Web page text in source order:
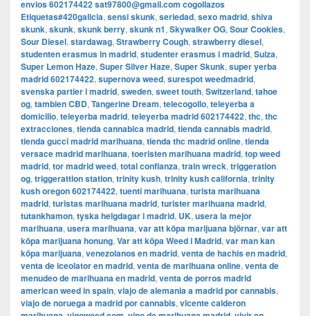
envios 602174422 sat97800@gmail.com cogollazos
Etiquetas#420galicia, sensi skunk, seriedad, sexo madrid, shiva
skunk, skunk, skunk berry, skunk n1, Skywalker OG, Sour Cookies,
Sour Diesel, stardawag, Strawberry Cough, strawberry diesel,
studenten erasmus in madrid, studenter erasmus i madrid, Suiza,
Super Lemon Haze, Super Silver Haze, Super Skunk, super yerba
madrid 602174422, supernova weed, surespot weedmadrid,
svenska partier i madrid, sweden, sweet touth, Switzerland, tahoe
og, tambien CBD, Tangerine Dream, telecogollo, teleyerba a
domicilio, teleyerba madrid, teleyerba madrid 602174422, thc, thc
extracciones, tienda cannabica madrid, tienda cannabis madrid,
tienda gucci madrid marihuana, tienda thc madrid online, tienda
versace madrid marihuana, toeristen marihuana madrid, top weed
madrid, tor madrid weed, total confianza, train wreck, triggeration
og, triggerattion station, trinity kush, trinity kush california, trinity
kush oregon 602174422, tuenti marihuana, turista marihuana
madrid, turistas marihuana madrid, turister marihuana madrid,
tutankhamon, tyska helgdagar i madrid, UK, usera la mejor
marihuana, usera marihuana, var att köpa marijuana björnar, var att
köpa marijuana honung, Var att köpa Weed i Madrid, var man kan
köpa marijuana, venezolanos en madrid, venta de hachis en madrid,
venta de iceolator en madrid, venta de marihuana online, venta de
menudeo de marihuana en madrid, venta de porros madrid
american weed in spain, viajo de alemania a madrid por cannabis,
viajo de noruega a madrid por cannabis, vicente calderon